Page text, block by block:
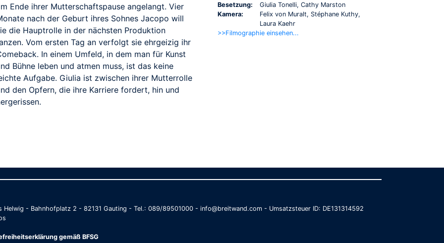
Ende ihrer Mutterschaftspause angelangt. Vier
nach der Geburt ihres Sohnes Jacopo will
die Hauptrolle in der nächsten Produktion
Vom ersten Tag an verfolgt sie ehrgeizig ihr
In einem Umfeld, in dem man für Kunst
Bühne leben und atmen muss, ist das keine
Aufgabe. Giulia ist zwischen ihrer Mutterrolle
den Opfern, die ihre Karriere fordert, hin und
Besetzung:
Giulia Tonelli, Cathy Marston
Kamera:
Felix von Muralt, Stéphane Kuthy,
Laura Kaehr
>>Filmographie einsehen...
- Bahnhofplatz 2 - 82131 Gauting - Tel.: 089/89501000 - info@breitwand.com - Umsatzsteuer ID: DE131314592
gemäß BFSG